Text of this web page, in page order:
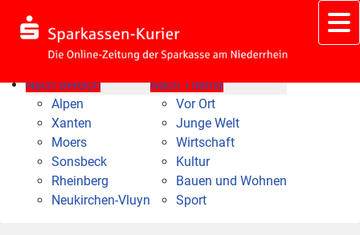
Nach Bereich
Alpen
Xanten
Moers
Sonsbeck
Rheinberg
Neukirchen-Vluyn
Nach Thema
Vor Ort
Junge Welt
Wirtschaft
Kultur
Bauen und Wohnen
Sport